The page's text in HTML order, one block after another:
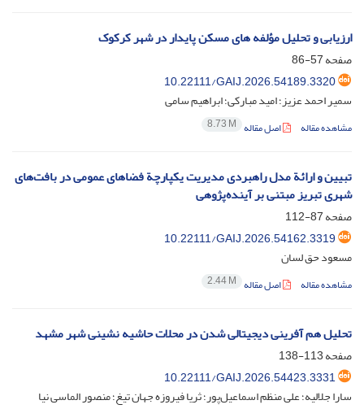
ارزیابی و تحلیل مؤلفه های مسکن پایدار در شهر کرکوک
صفحه57-86
10.22111/GAIJ.2026.54189.3320
سمیر احمد عزیز؛ امید مبارکی؛ ابراهیم سامی
مشاهده مقاله اصل مقاله 8.73 M
تبیین و ارائة مدل راهبردی مدیریت یکپارچة فضاهای عمومی در بافت‌های
شهری تبریز مبتنی بر آینده‌پژوهی
صفحه87-112
10.22111/GAIJ.2026.54162.3319
مسعود حق لسان
مشاهده مقاله اصل مقاله 2.44 M
تحلیل هم آفرینی دیجیتالی شدن در محلات حاشیه نشینی شهر مشهد
صفحه113-138
10.22111/GAIJ.2026.54423.3331
سارا جلالیه؛ علی منظم اسماعیل‌پور؛ ثریا فیروزه جهان تیغ؛ منصور الماسی نیا